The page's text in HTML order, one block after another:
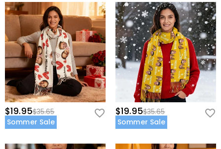
$19.95$35.65
Sommer Sale
$19.95$35.65
Sommer Sale